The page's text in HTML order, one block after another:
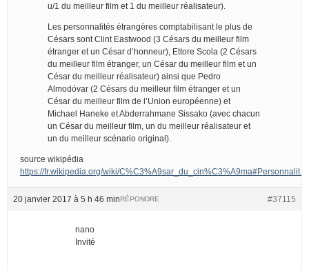
u/1 du meilleur film et 1 du meilleur réalisateur).
Les personnalités étrangères comptabilisant le plus de
Césars sont Clint Eastwood (3 Césars du meilleur film
étranger et un César d’honneur), Ettore Scola (2 Césars
du meilleur film étranger, un César du meilleur film et un
César du meilleur réalisateur) ainsi que Pedro
Almodóvar (2 Césars du meilleur film étranger et un
César du meilleur film de l’Union européenne) et
Michael Haneke et Abderrahmane Sissako (avec chacun
un César du meilleur film, un du meilleur réalisateur et
un du meilleur scénario original).
source wikipédia
https://fr.wikipedia.org/wiki/
20 janvier 2017 à 5 h 46 min #37115
RÉPONDRE
nano
Invité